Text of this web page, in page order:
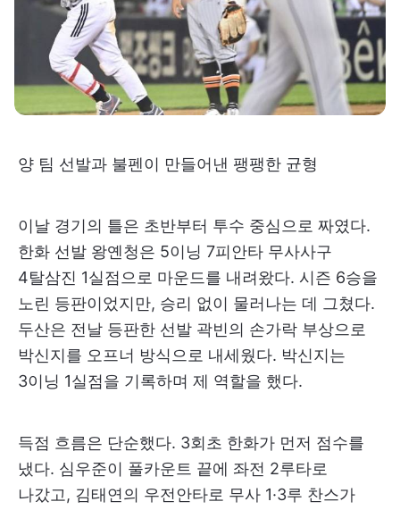
양 팀 선발과 불펜이 만들어낸 팽팽한 균형
이날 경기의 틀은 초반부터 투수 중심으로 짜였다.
한화 선발 왕옌청은 5이닝 7피안타 무사사구
4탈삼진 1실점으로 마운드를 내려왔다. 시즌 6승을
노린 등판이었지만, 승리 없이 물러나는 데 그쳤다.
두산은 전날 등판한 선발 곽빈의 손가락 부상으로
박신지를 오프너 방식으로 내세웠다. 박신지는
3이닝 1실점을 기록하며 제 역할을 했다.
득점 흐름은 단순했다. 3회초 한화가 먼저 점수를
냈다. 심우준이 풀카운트 끝에 좌전 2루타로
나갔고, 김태연의 우전안타로 무사 1·3루 찬스가